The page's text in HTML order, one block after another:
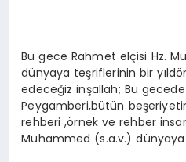
KÜLTÜR SANAT
MAGAZİN
Bu gece Rahmet elçisi Hz.
dünyaya teşriflerinin bir
edeceğiz inşallah; Bu
Peygamberi,bütün
rehberi ,örnek ve rehber
Muhammed (s.a.v.)